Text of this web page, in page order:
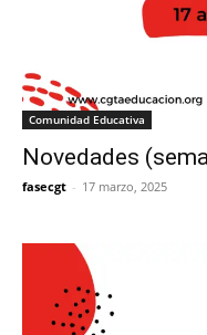
Comunidad Educativa
Novedades
fasecgt - 17 marzo, 2025